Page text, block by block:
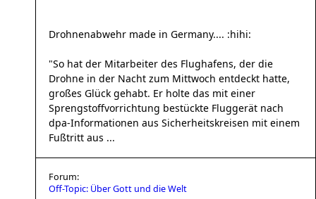
Drohnenabwehr made in Germany.... :hihi:
"So hat der Mitarbeiter des Flughafens, der die
Drohne in der Nacht zum Mittwoch entdeckt hatte,
großes Glück gehabt. Er holte das mit einer
Sprengstoffvorrichtung bestückte Fluggerät nach
dpa-Informationen aus Sicherheitskreisen mit einem
Fußtritt aus ...
Forum:
Off-Topic: Über Gott und die Welt